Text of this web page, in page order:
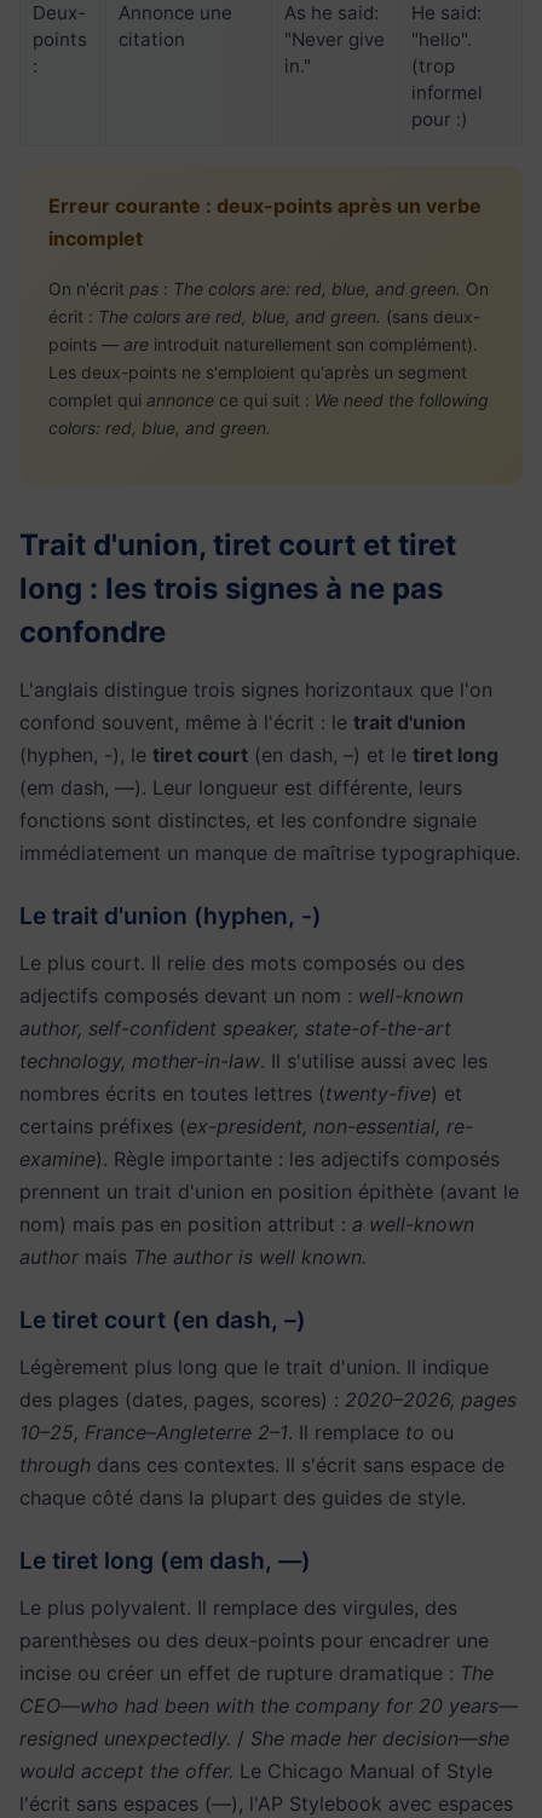
Deux-
points
:
Annonce une
citation
As he said:
"Never give
in."
He said:
"hello".
(trop
informel
pour :)
Erreur courante : deux-points après un verbe
incomplet
On n'écrit pas : The colors are: red, blue, and green. On
écrit : The colors are red, blue, and green. (sans deux-
points — are introduit naturellement son complément).
Les deux-points ne s'emploient qu'après un segment
complet qui annonce ce qui suit : We need the following
colors: red, blue, and green.
Trait d'union, tiret court et tiret
long : les trois signes à ne pas
confondre
L'anglais distingue trois signes horizontaux que l'on
confond souvent, même à l'écrit : le trait d'union
(hyphen, -), le tiret court (en dash, –) et le tiret long
(em dash, —). Leur longueur est différente, leurs
fonctions sont distinctes, et les confondre signale
immédiatement un manque de maîtrise typographique.
Le trait d'union (hyphen, -)
Le plus court. Il relie des mots composés ou des
adjectifs composés devant un nom : well-known
author, self-confident speaker, state-of-the-art
technology, mother-in-law. Il s'utilise aussi avec les
nombres écrits en toutes lettres (twenty-five) et
certains préfixes (ex-president, non-essential, re-
examine). Règle importante : les adjectifs composés
prennent un trait d'union en position épithète (avant le
nom) mais pas en position attribut : a well-known
author mais The author is well known.
Le tiret court (en dash, –)
Légèrement plus long que le trait d'union. Il indique
des plages (dates, pages, scores) : 2020–2026, pages
10–25, France–Angleterre 2–1. Il remplace to ou
through dans ces contextes. Il s'écrit sans espace de
chaque côté dans la plupart des guides de style.
Le tiret long (em dash, —)
Le plus polyvalent. Il remplace des virgules, des
parenthèses ou des deux-points pour encadrer une
incise ou créer un effet de rupture dramatique : The
CEO—who had been with the company for 20 years—
resigned unexpectedly. / She made her decision—she
would accept the offer. Le Chicago Manual of Style
l'écrit sans espaces (—), l'AP Stylebook avec espaces